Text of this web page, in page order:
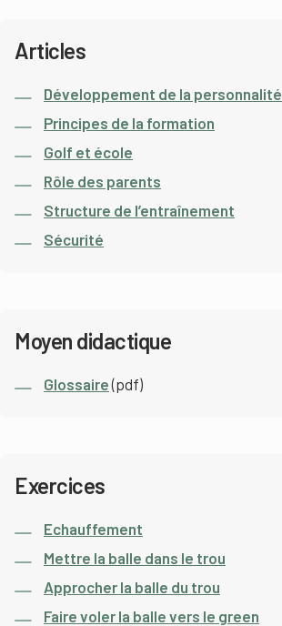
Articles
Développement de la personnalité
Principes de la formation
Golf et école
Rôle des parents
Structure de l’entraînement
Sécurité
Moyen didactique
Glossaire(pdf)
Exercices
Echauffement
Mettre la balle dans le trou
Approcher la balle du trou
Faire voler la balle vers le green